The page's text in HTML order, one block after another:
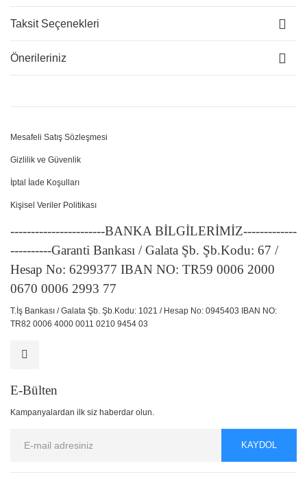
Taksit Seçenekleri
Önerileriniz
Mesafeli Satış Sözleşmesi
Gizlilik ve Güvenlik
İptal İade Koşulları
Kişisel Veriler Politikası
-----------------------BANKA BİLGİLERİMİZ-------------
----------Garanti Bankası / Galata Şb. Şb.Kodu: 67 /
Hesap No: 6299377 IBAN NO: TR59 0006 2000
0670 0006 2993 77
T.İş Bankası / Galata Şb. Şb.Kodu: 1021 / Hesap No: 0945403 IBAN NO:
TR82 0006 4000 0011 0210 9454 03
E-Bülten
Kampanyalardan ilk siz haberdar olun.
KAYDOL